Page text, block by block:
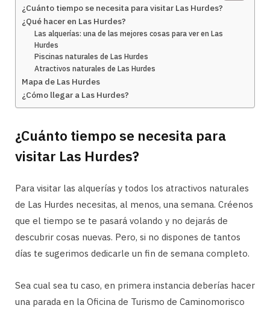
¿Cuánto tiempo se necesita para visitar Las Hurdes?
¿Qué hacer en Las Hurdes?
Las alquerías: una de las mejores cosas para ver en Las
Hurdes
Piscinas naturales de Las Hurdes
Atractivos naturales de Las Hurdes
Mapa de Las Hurdes
¿Cómo llegar a Las Hurdes?
¿Cuánto tiempo se necesita para
visitar Las Hurdes?
Para visitar las alquerías y todos los atractivos naturales
de Las Hurdes necesitas, al menos, una semana. Créenos
que el tiempo se te pasará volando y no dejarás de
descubrir cosas nuevas. Pero, si no dispones de tantos
días te sugerimos dedicarle un fin de semana completo.
Sea cual sea tu caso, en primera instancia deberías hacer
una parada en la Oficina de Turismo de Caminomorisco